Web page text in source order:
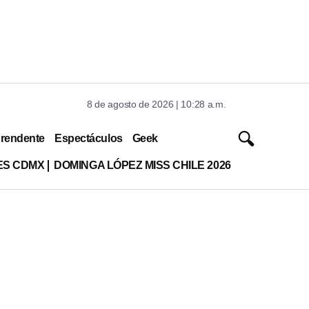
8 de agosto de 2026 | 10:28 a.m.
Espectáculos Geek
CDMX DOMINGA LÓPEZ MISS CHILE 2026